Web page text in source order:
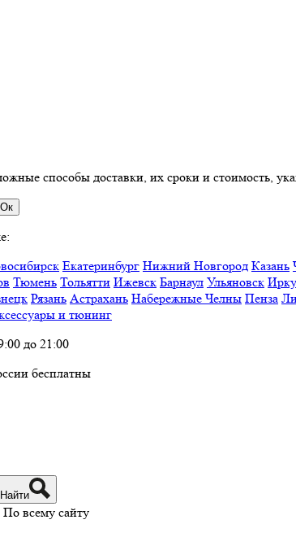
способы доставки, их сроки и стоимость,
Ок
Екатеринбург Нижний Новгород Казань
Тюмень Тольятти Ижевск Барнаул Ульяновск
Рязань Астрахань Набережные Челны Пенза
и тюнинг
до 21:00
бесплатны
Найти
По всему сайту